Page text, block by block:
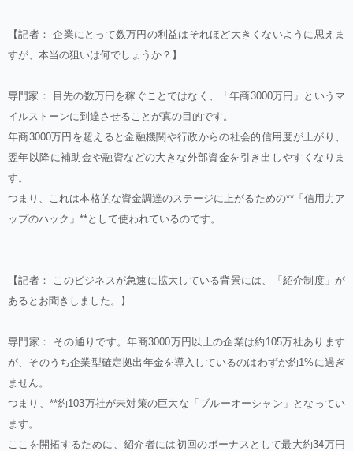
【記者： 企業にとって数万円の利益はそれほど大きくないように思えま
すが、本当の狙いは何でしょうか？】
専門家： 目先の数万円を稼ぐことではなく、「年商3000万円」というマ
イルストーンに到達させることが真の目的です。
年商3000万円を超えると金融機関や行政からの社会的信用度が上がり、
翌年以降に補助金や融資などの大きな外部資金を引き出しやすくなりま
す。
つまり、これは本格的な資金調達のステージに上がるための**「信用力ア
ップのハック」**として使われているのです。
【記者： このビジネスが急速に拡大している背景には、「紹介制度」が
あるとお聞きしました。】
専門家： その通りです。年商3000万円以上の企業は約105万社あります
が、そのうち企業型確定拠出年金を導入しているのはわずか約1%に過ぎ
ません。
つまり、**約103万社が未対策の巨大な「ブルーオーシャン」となってい
ます。
ここを開拓するために、紹介者には初回のボーナスとして最大約34万円